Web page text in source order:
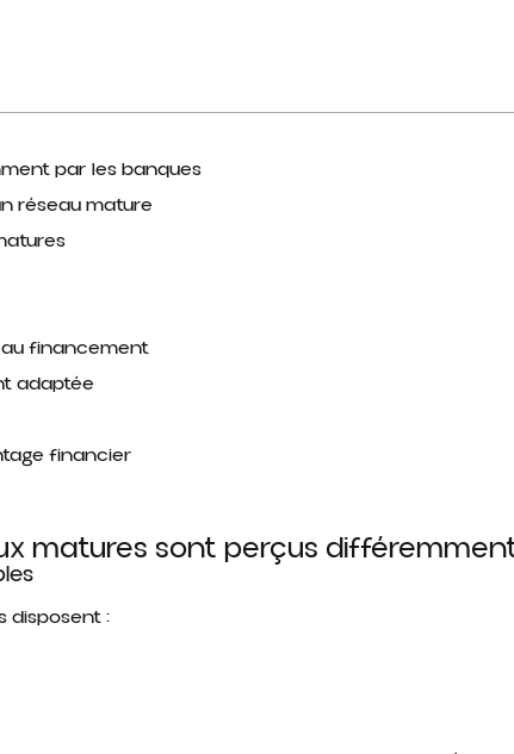
par les banques
réseau mature
financement
adaptée
financier
matures sont perçus
disposent :